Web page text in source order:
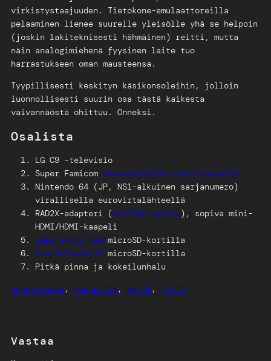
virkistystaajuuden. Tietokone-emulaattoreilla
pelaaminen lienee suurelle yleisölle yhä se helpoin
(joskin lakiteknisesti hähmäinen) reitti, mutta
näin analogimiehenä fyysinen laite tuo
harrastukseen oman mausteensa.
Tyypillisesti keskityn käsikonsoleihin, jolloin
luonnollisesti suurin osa tästä kaikesta
vaivannäöstä ohittuu. Onneksi.
Osalista
LG C9 -televisio
Super Famicom eurosopivalla virtalähteellä
Nintendo 64 (JP, NS1-alkuinen sarjanumero)
virallisella eurovirtalähteellä
RAD2X-adapteri (multiAV-versio), sopiva mini-
HDMI/HDMI-kaapeli
SNES FXPAK PRO microSD-kortilla
EverDrive64-X7 microSD-kortilla
Pitkä pinna ja kokeilunhalu
analogisuus , päänsärky, pelit , retro
Vastaa